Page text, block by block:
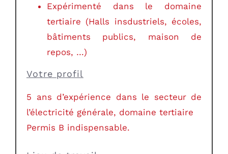
Expérimenté dans le domaine
tertiaire (Halls insdustriels, écoles,
bâtiments publics, maison de
repos, …)
Votre profil
5 ans d’expérience dans le secteur de
l’électricité générale, domaine tertiaire
Permis B indispensable.